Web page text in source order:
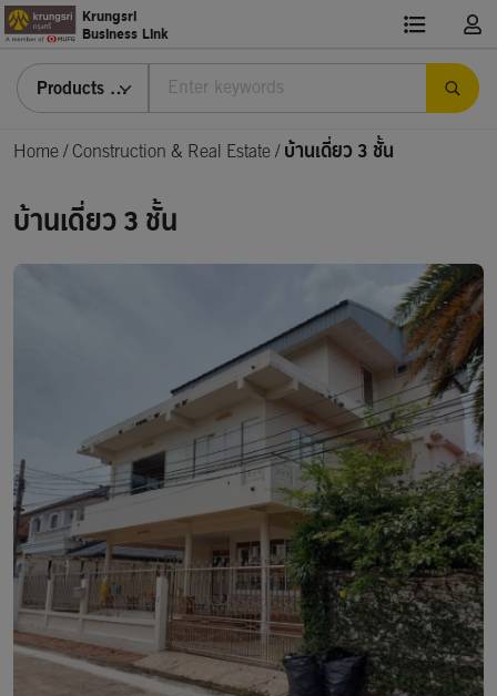
Krungsri
Business Link
Products & Services
Home/Construction & Real Estate /บ้านเดี่ยว 3 ชั้น
บ้านเดี่ยว 3 ชั้น